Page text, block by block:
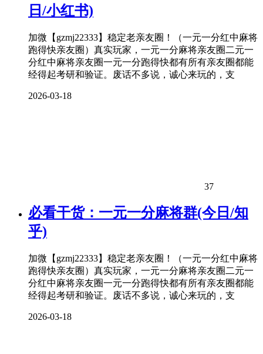
日/小红书)
加微【gzmj22333】稳定老亲友圈！（一元一分红中麻将
跑得快亲友圈）真实玩家，一元一分麻将亲友圈二元一
分红中麻将亲友圈一元一分跑得快都有所有亲友圈都能
经得起考研和验证。废话不多说，诚心来玩的，支
2026-03-18
37
必看干货：一元一分麻将群(今日/知
乎)
加微【gzmj22333】稳定老亲友圈！（一元一分红中麻将
跑得快亲友圈）真实玩家，一元一分麻将亲友圈二元一
分红中麻将亲友圈一元一分跑得快都有所有亲友圈都能
经得起考研和验证。废话不多说，诚心来玩的，支
2026-03-18